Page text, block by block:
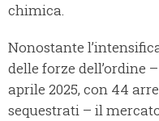
chimica.
Nonostante
delle forze dell’ordine
aprile 2025, con 44
sequestrati – il